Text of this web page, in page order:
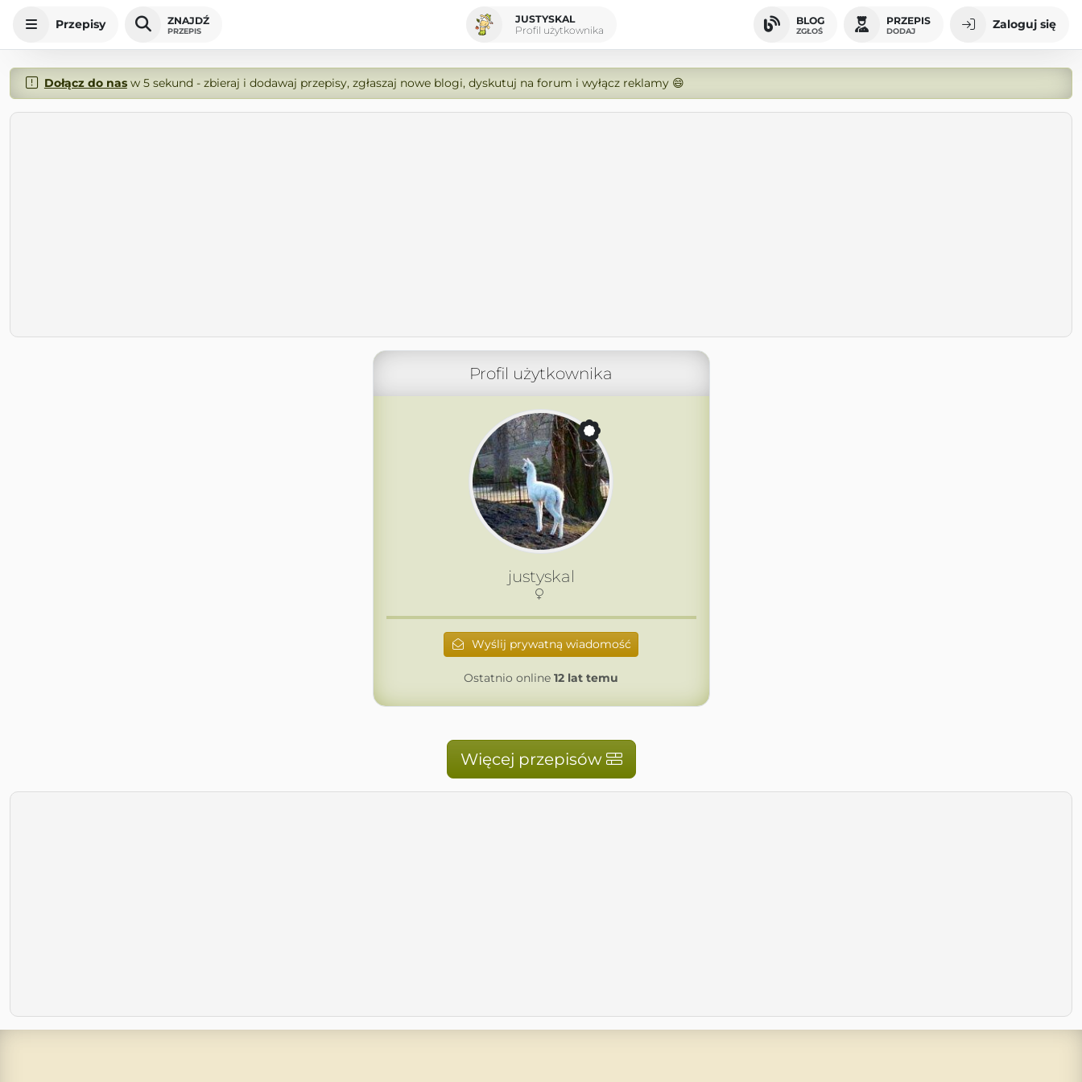
Przepisy ZNAJDŹ
PRZEPIS
JUSTYSKAL
Profil użytkownika
BLOG
ZGŁOŚ
PRZEPIS
DODAJ Zaloguj się
Dołącz do nasw 5 sekund - zbieraj i dodawaj przepisy, zgłaszaj nowe blogi, dyskutuj na forum i wyłącz reklamy 😄
Profil użytkownika
justyskal
Wyślij prywatną wiadomość
Ostatnio online 12 lat temu
Więcej przepisów